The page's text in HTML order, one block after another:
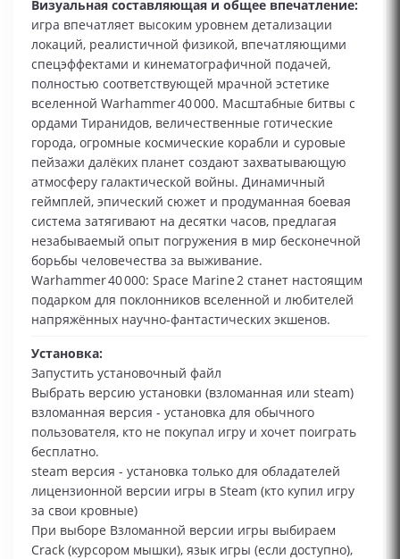
Визуальная составляющая и общее впечатление:
игра впечатляет высоким уровнем детализации
локаций, реалистичной физикой, впечатляющими
спецэффектами и кинематографичной подачей,
полностью соответствующей мрачной эстетике
вселенной Warhammer 40 000. Масштабные битвы с
ордами Тиранидов, величественные готические
города, огромные космические корабли и суровые
пейзажи далёких планет создают захватывающую
атмосферу галактической войны. Динамичный
геймплей, эпический сюжет и продуманная боевая
система затягивают на десятки часов, предлагая
незабываемый опыт погружения в мир бесконечной
борьбы человечества за выживание.
Warhammer 40 000: Space Marine 2 станет настоящим
подарком для поклонников вселенной и любителей
напряжённых научно‑фантастических экшенов.
Установка:
Запустить установочный файл
Выбрать версию установки (взломанная или steam)
взломанная версия - установка для обычного
пользователя, кто не покупал игру и хочет поиграть
бесплатно.
steam версия - установка только для обладателей
лицензионной версии игры в Steam (кто купил игру
за свои кровные)
При выборе Взломанной версии игры выбираем
Сrack (курсором мышки), язык игры (если доступно),